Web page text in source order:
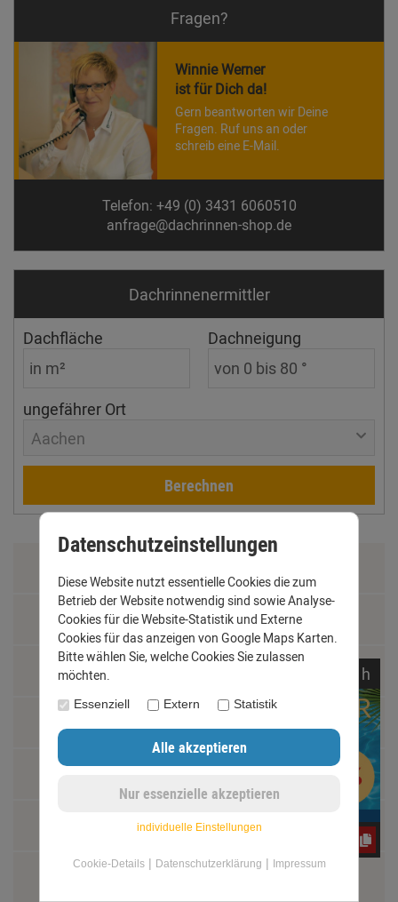
Fragen?
Winnie Werner
ist für Dich da!
Gern beantworten wir Deine
Fragen. Ruf uns an oder
schreib eine E-Mail.
Telefon: +49 (0) 3431 6060510
anfrage@dachrinnen-shop.de
Dachrinnen­ermittler
Dachfläche Dachneigung
ungefährer Ort
Aachen
Berechnen
Datenschutz
Widerrufsrecht
Schäden und Reklamationen
h
Datenschutzeinstellungen
Diese Website nutzt essentielle Cookies die zum
Betrieb der Website notwendig sind sowie Analyse-
Cookies für die Website-Statistik und Externe
Cookies für das anzeigen von Google Maps Karten.
Bitte wählen Sie, welche Cookies Sie zulassen
möchten.
Essenziell Extern Statistik
individuelle Einstellungen
Cookie-Details| Datenschutzerklärung | Impressum